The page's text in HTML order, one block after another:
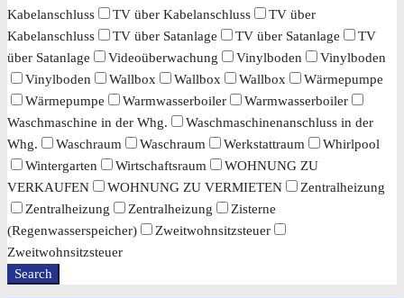
Kabelanschluss
TV über Kabelanschluss
TV über
Kabelanschluss
TV über Satanlage TV über Satanlage
TV
über Satanlage
Videoüberwachung Vinylboden
Vinylboden
Vinylboden
Wallbox Wallbox Wallbox
Wärmepumpe
Wärmepumpe
Warmwasserboiler
Warmwasserboiler
Waschmaschine in der Whg.
Waschmaschinenanschluss in der
Whg.
Waschraum Waschraum Werkstattraum
Whirlpool
Wintergarten
Wirtschaftsraum
WOHNUNG ZU
VERKAUFEN
WOHNUNG ZU VERMIETEN
Zentralheizung
Zentralheizung
Zentralheizung
Zisterne
(Regenwasserspeicher)
Zweitwohnsitzsteuer
Zweitwohnsitzsteuer
Search